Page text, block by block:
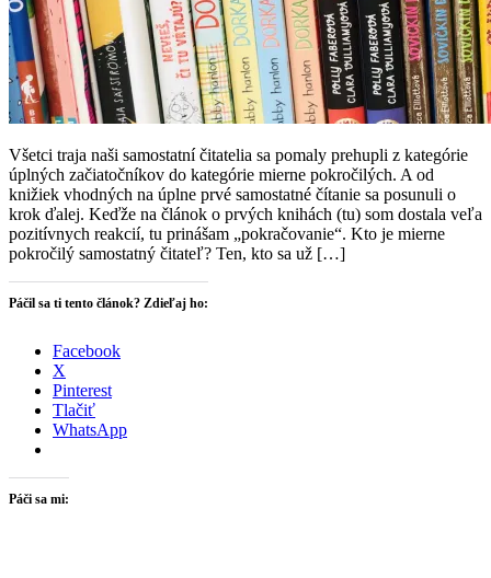
Všetci traja naši samostatní čitatelia sa pomaly prehupli z kategórie
úplných začiatočníkov do kategórie mierne pokročilých. A od
knižiek vhodných na úplne prvé samostatné čítanie sa posunuli o
krok ďalej. Keďže na článok o prvých knihách (tu) som dostala veľa
pozitívnych reakcií, tu prinášam „pokračovanie“. Kto je mierne
pokročilý samostatný čitateľ? Ten, kto sa už […]
Páčil sa ti tento článok? Zdieľaj ho:
Facebook
X
Pinterest
Tlačiť
WhatsApp
Páči sa mi: